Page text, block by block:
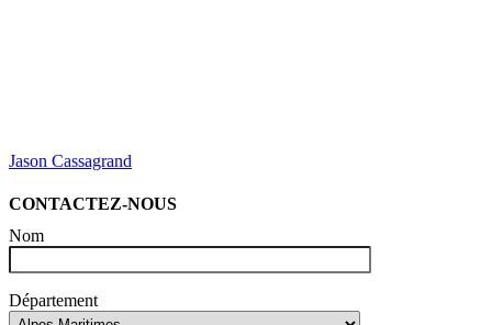
Jason Cassagrand
CONTACTEZ-NOUS
Nom
Département